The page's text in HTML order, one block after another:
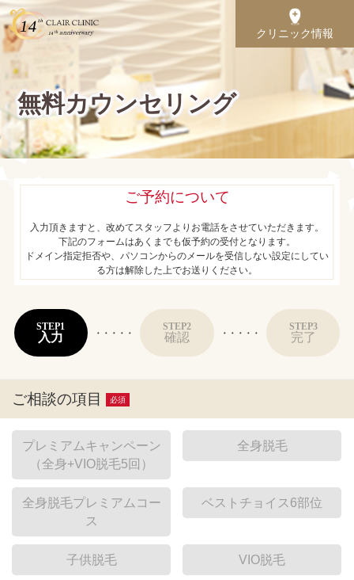
無料カウンセリング
クリニック情報
ご予約について
入力頂きますと、改めてスタッフよりお電話をさせていただきます。
下記のフォームはあくまでも仮予約の受付となります。
ドメイン指定拒否や、パソコンからのメールを受信しない設定にしてい
る方は解除した上でお送りください。
STEP1
入力 ・・・・・
STEP2
確認 ・・・・・
STEP3
完了
ご相談の項目 必須
プレミアムキャンペーン
（全身+VIO脱毛5回）
全身脱毛
全身脱毛プレミアムコー
ス
ベストチョイス6部位
子供脱毛 VIO脱毛